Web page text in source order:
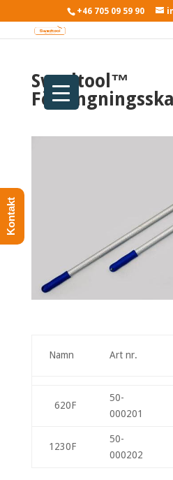
+46 705 09 59 90
Swedtool™
Namn Art nr.
620F
50-
000201
1230F
50-
000202
Kontakt